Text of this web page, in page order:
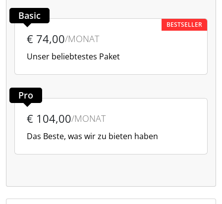
Basic
BESTSELLER
€ 74,00/MONAT
Unser beliebtestes Paket
Pro
€ 104,00/MONAT
Das Beste, was wir zu bieten haben